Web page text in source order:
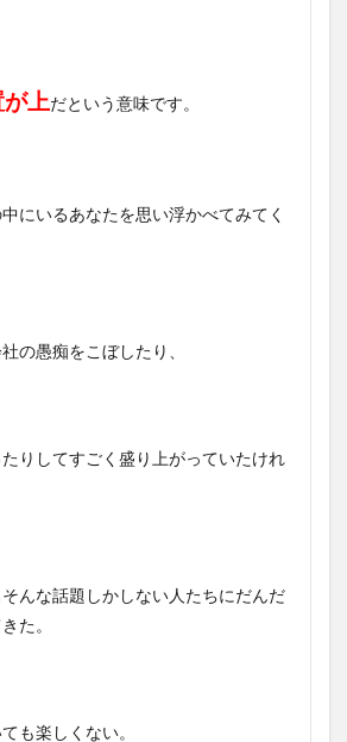
上だという意味です。
にいるあなたを思い浮かべてみてく
の愚痴をこぼしたり、
りしてすごく盛り上がっていたけれ
んな話題しかしない人たちにだんだ
た。
も楽しくない。